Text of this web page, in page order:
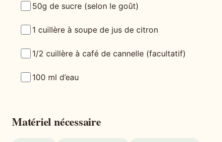
50g de sucre (selon le goût)
1 cuillère à soupe de jus de citron
1/2 cuillère à café de cannelle (facultatif)
100 ml d’eau
Matériel nécessaire